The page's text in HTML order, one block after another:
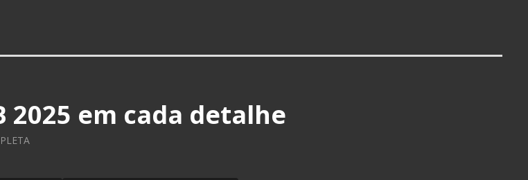
2025 em cada detalhe